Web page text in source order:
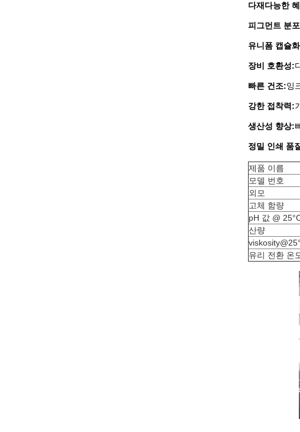
다재다능한
피그먼트 분
유니폼 캡슐
장비 호환성:
빠른 건조:잉
강한 접착력:
생산성 향상:
정밀 인쇄 품
제품 이름
모델 번호
외모
고체 함량
pH 값 @
산량
유리 전환 온